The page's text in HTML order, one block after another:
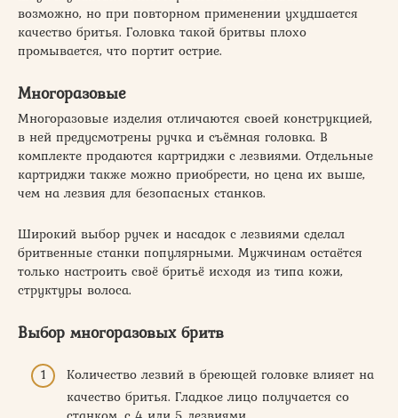
возможно, но при повторном применении ухудшается
качество бритья. Головка такой бритвы плохо
промывается, что портит острие.
Многоразовые
Многоразовые изделия отличаются своей конструкцией,
в ней предусмотрены ручка и съёмная головка. В
комплекте продаются картриджи с лезвиями. Отдельные
картриджи также можно приобрести, но цена их выше,
чем на лезвия для безопасных станков.
Широкий выбор ручек и насадок с лезвиями сделал
бритвенные станки популярными. Мужчинам остаётся
только настроить своё бритьё исходя из типа кожи,
структуры волоса.
Выбор многоразовых бритв
Количество лезвий в бреющей головке влияет на
качество бритья. Гладкое лицо получается со